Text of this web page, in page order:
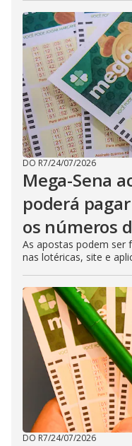
DO R7/24/07/2026
Mega-Sena
poderá
os números
As apostas podem ser
nas lotéricas, site e
DO R7/24/07/2026